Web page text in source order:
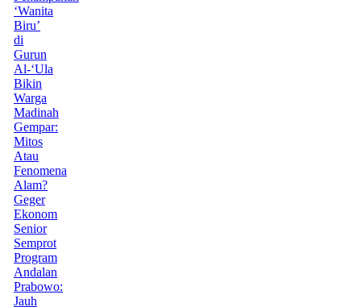
‘Wanita
Biru’
di
Gurun
Al-‘Ula
Bikin
Warga
Madinah
Gempar:
Mitos
Atau
Fenomena
Alam?
Geger
Ekonom
Senior
Semprot
Program
Andalan
Prabowo:
Jauh